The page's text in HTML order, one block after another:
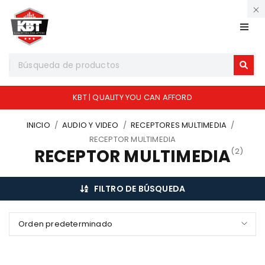
KBT | QUALITY YOU CAN AFFORD
INICIO / AUDIO Y VIDEO / RECEPTORES MULTIMEDIA /
RECEPTOR MULTIMEDIA
RECEPTOR MULTIMEDIA(2)
FILTRO DE BÚSQUEDA
Orden predeterminado